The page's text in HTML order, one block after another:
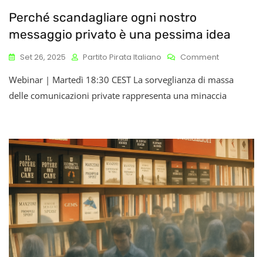
Perché scandagliare ogni nostro
messaggio privato è una pessima idea
Set 26, 2025 Partito Pirata Italiano CommentOn
Ogni
È
Una
Pessima
Idea
Webinar | Martedì 18:30 CEST La sorveglianza di massa
delle comunicazioni private rappresenta una minaccia